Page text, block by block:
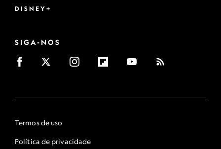
DISNEY+
SIGA-NOS
Termos de uso
Política de privacidade